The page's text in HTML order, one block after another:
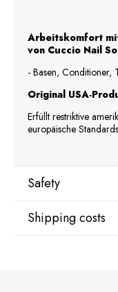
Arbeitskomfort
von Cuccio Nail
- Basen, Conditioner,
Original USA-
Erfüllt restriktive
europäische
Safety
Manufacturer
Shipping costs